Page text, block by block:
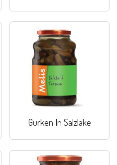
Gurken In Salzlake